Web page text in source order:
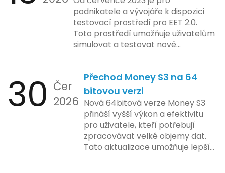
Tato technologie se zaměřuje na
pokročilé sledování uživatelských
aktivit, což vyvolalo obavy ohledně
soukromí a ochrany dat uživatelů.
bezpečnost a ochranu spotřebitelů,
regulační orgány různých zemí jsou
na pozoru a sledují vývoj celého
případu velmi bedlivě. Vedení
společnosti zatím neposkytlo
podrobnější informace o
konkrétních záměrech či časové
ose zavedení této technologie.
podnikatele a vývojáře k dispozici
testovací prostředí pro EET 2.0.
Toto prostředí umožňuje uživatelům
simulovat a testovat nové
kontrolovaném prostředí. Uživatelé
mají možnost předem se seznámit s
aktualizacemi, a tím lépe připravit
své systémy na oficiální zavedení
nového systému.
30 Čer
2026
Přechod Money S3 na 64
bitovou verzi
Nová 64bitová verze Money S3
přináší vyšší výkon a efektivitu
pro uživatele, kteří potřebují
zpracovávat velké objemy dat.
Tato aktualizace umožňuje lepší